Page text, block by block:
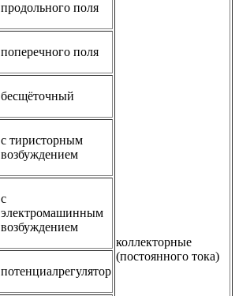
коллекторные
(постоянного тока)
продольного поля
поперечного поля
бесщёточный
с тиристорным
возбуждением
с
электромашинным
возбуждением
потенциалрегулятор